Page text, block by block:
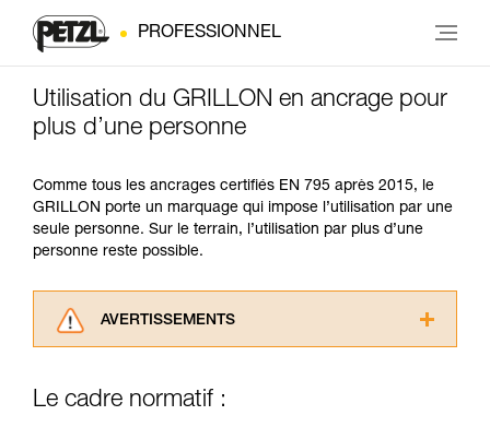
PROFESSIONNEL
Utilisation du GRILLON en ancrage pour
plus d’une personne
Comme tous les ancrages certifiés EN 795 après 2015, le
GRILLON porte un marquage qui impose l’utilisation par une
seule personne. Sur le terrain, l’utilisation par plus d’une
personne reste possible.
AVERTISSEMENTS
consulter. Vous devez avoir compris les
Le cadre normatif :